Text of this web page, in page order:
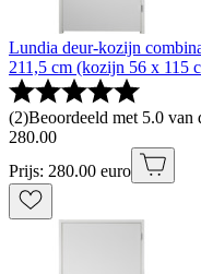
Lundia deur-kozijn
211,5 cm (kozijn 56 x 115
(2)Beoordeeld met 5.0 van
280.00
Prijs: 280.00 euro